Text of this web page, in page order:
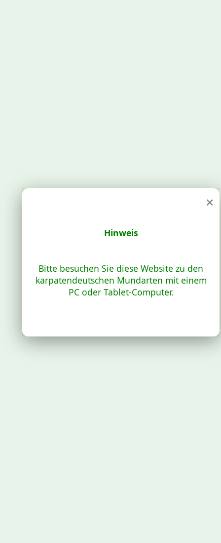
×
Hinweis
Bitte besuchen Sie diese Website zu den
karpatendeutschen Mundarten mit einem
PC oder Tablet-Computer.